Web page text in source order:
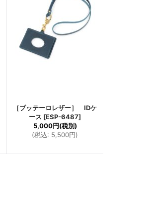
［ブッテーロレザー］ IDケ
ース [ESP-6487]
5,000円(税別)
(税込: 5,500円)